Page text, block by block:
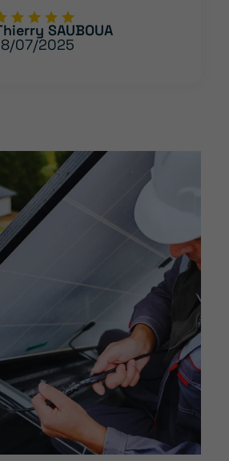
SAUBOUA
07/2025